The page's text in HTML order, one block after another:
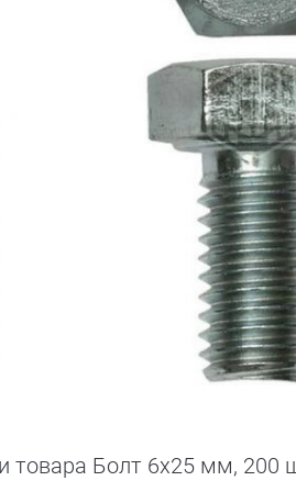
товара Болт 6х25 мм, 200